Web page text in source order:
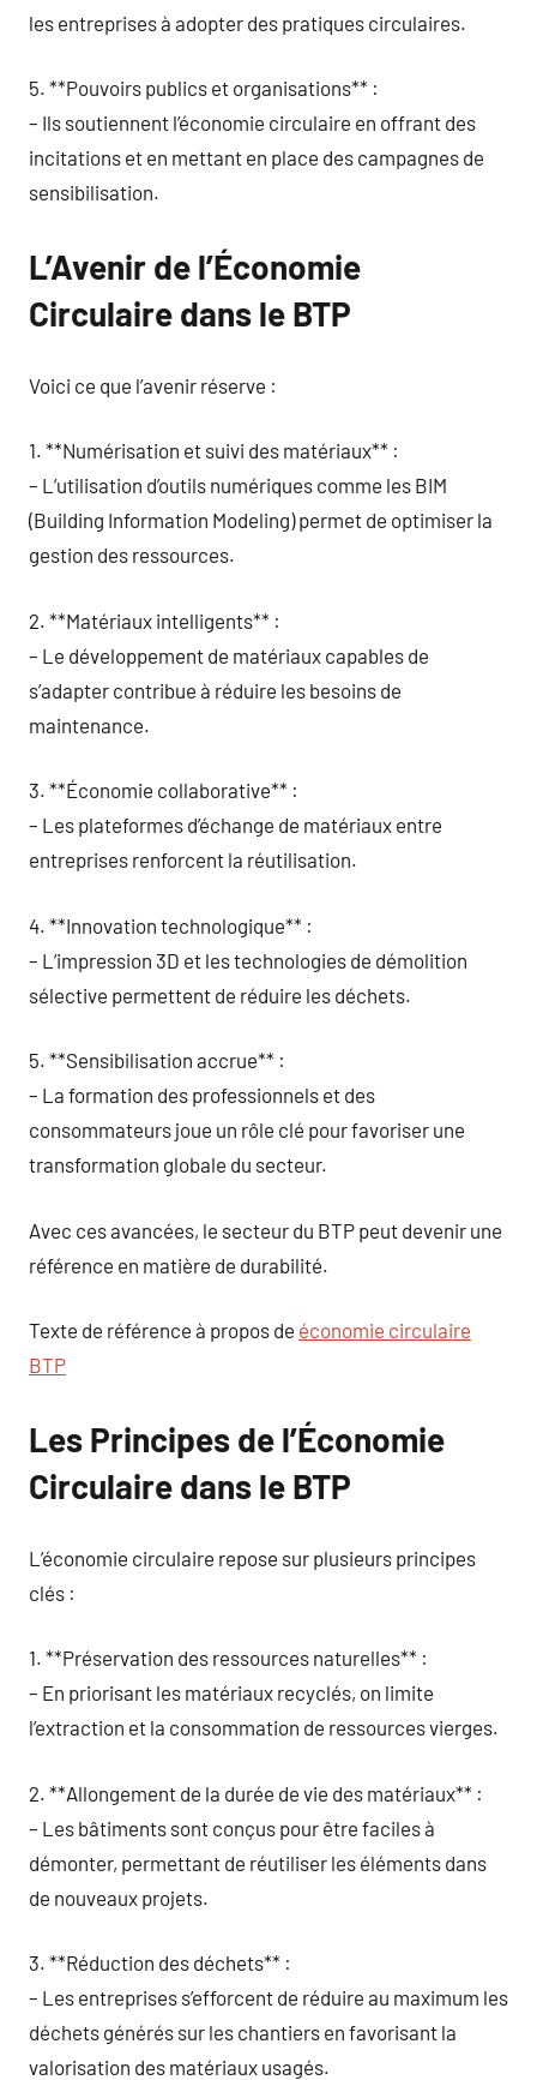
les entreprises à adopter des pratiques circulaires.
5. **Pouvoirs publics et organisations** :
– Ils soutiennent l’économie circulaire en offrant des
incitations et en mettant en place des campagnes de
sensibilisation.
L’Avenir de l’Économie
Circulaire dans le BTP
Voici ce que l’avenir réserve :
1. **Numérisation et suivi des matériaux** :
– L’utilisation d’outils numériques comme les BIM
(Building Information Modeling) permet de optimiser la
gestion des ressources.
2. **Matériaux intelligents** :
– Le développement de matériaux capables de
s’adapter contribue à réduire les besoins de
maintenance.
3. **Économie collaborative** :
– Les plateformes d’échange de matériaux entre
entreprises renforcent la réutilisation.
4. **Innovation technologique** :
– L’impression 3D et les technologies de démolition
sélective permettent de réduire les déchets.
5. **Sensibilisation accrue** :
– La formation des professionnels et des
consommateurs joue un rôle clé pour favoriser une
transformation globale du secteur.
Avec ces avancées, le secteur du BTP peut devenir une
référence en matière de durabilité.
Texte de référence à propos de économie circulaire
BTP
Les Principes de l’Économie
Circulaire dans le BTP
L’économie circulaire repose sur plusieurs principes
clés :
1. **Préservation des ressources naturelles** :
– En priorisant les matériaux recyclés, on limite
l’extraction et la consommation de ressources vierges.
2. **Allongement de la durée de vie des matériaux** :
– Les bâtiments sont conçus pour être faciles à
démonter, permettant de réutiliser les éléments dans
de nouveaux projets.
3. **Réduction des déchets** :
– Les entreprises s’efforcent de réduire au maximum les
déchets générés sur les chantiers en favorisant la
valorisation des matériaux usagés.